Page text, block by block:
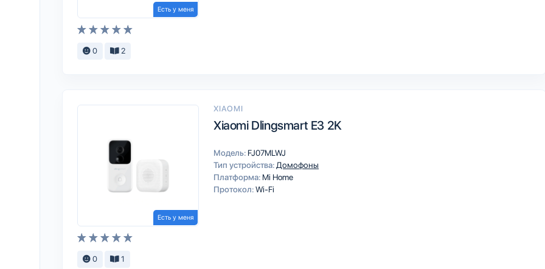
Есть у меня
0 2
Есть у меня
XIAOMI
Xiaomi Dlingsmart E3 2K
Модель: FJ07MLWJ
Тип устройства: Домофоны
Платформа: Mi Home
Протокол:Wi-Fi
0 1